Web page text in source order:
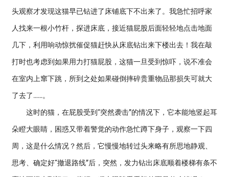
头观察才发现这猫早已钻进了床铺底下不出来了。我急忙招呼家
人找来一根小竹杆，探进床底，接近猫屁股后面轻轻地点击地面
几下，利用响动惊扰催促猫赶快从床底钻出来下楼出去！我在敲
打时也考虑到如果用力打猫屁股，这猫一旦受到惊吓，说不准会
在室内上窜下跳，所到之处如果碰倒摔碎贵重物品那损失可就大
了去了……。
这时的猫，在屁股受到“突然袭击”的情况下，它本能地竖起耳
朵瞪大眼睛，困惑又带着警觉的动作急忙蹲下身子，观察一下四
周，这是什么情况？然后，它慢慢地转过头来略有所思地静观、
思考、确定好“撤退路线”后，突然，发力钻出床底顺着楼梯有条不